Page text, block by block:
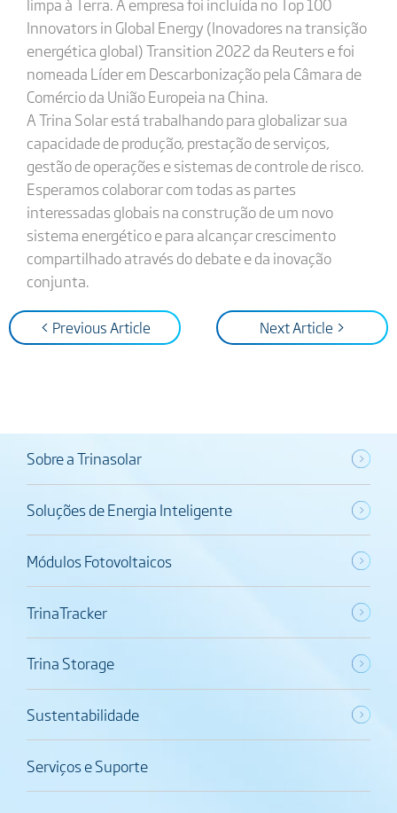
Innovators in Global Energy (Inovadores na transição
energética global) Transition 2022 da Reuters e foi
nomeada Líder em Descarbonização pela Câmara de
Comércio da União Europeia na China.
A Trina Solar está trabalhando para globalizar sua
capacidade de produção, prestação de serviços,
gestão de operações e sistemas de controle de risco.
Esperamos colaborar com todas as partes
interessadas globais na construção de um novo
sistema energético e para alcançar crescimento
compartilhado através do debate e da inovação
conjunta.
< Previous Article Next Article >
Sobre a Trinasolar
Soluções de Energia Inteligente
Módulos Fotovoltaicos
TrinaTracker
Trina Storage
Sustentabilidade
Serviços e Suporte